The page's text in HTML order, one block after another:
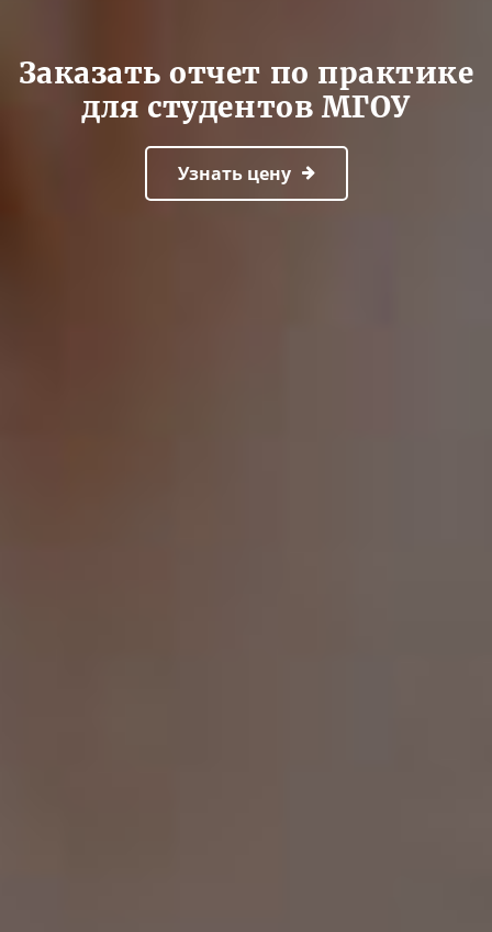
Заказать отчет по практике
для студентов МГОУ
Узнать цену